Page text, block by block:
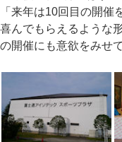
「来年は10回目の開催
喜んでもらえるような
の開催にも意欲をみせて